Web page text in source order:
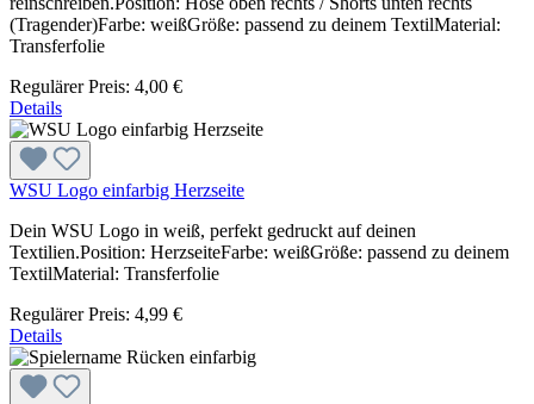
(Tragender)Farbe: weißGröße: passend zu deinem TextilMaterial:
Transferfolie
Regulärer Preis: 4,00 €
Details
WSU Logo einfarbig Herzseite
Dein WSU Logo in weiß, perfekt gedruckt auf deinen
Textilien.Position: HerzseiteFarbe: weißGröße: passend zu deinem
TextilMaterial: Transferfolie
Regulärer Preis: 4,99 €
Details